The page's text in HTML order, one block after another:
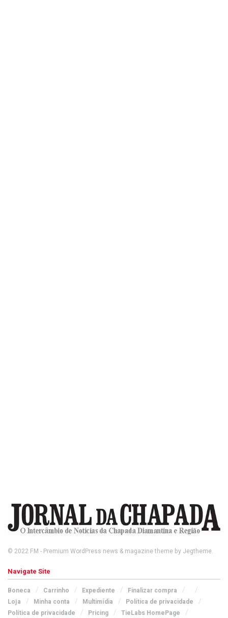
© 2022 FM - Premium WordPress news & magazine theme by Jegtheme.
Navigate Site
Boneca Carrinho Expediente
Finalizar compra
Loja
Minha conta Multimídia
Política de privacidade
Política de privacidade
Pricing TieLabs HomePage